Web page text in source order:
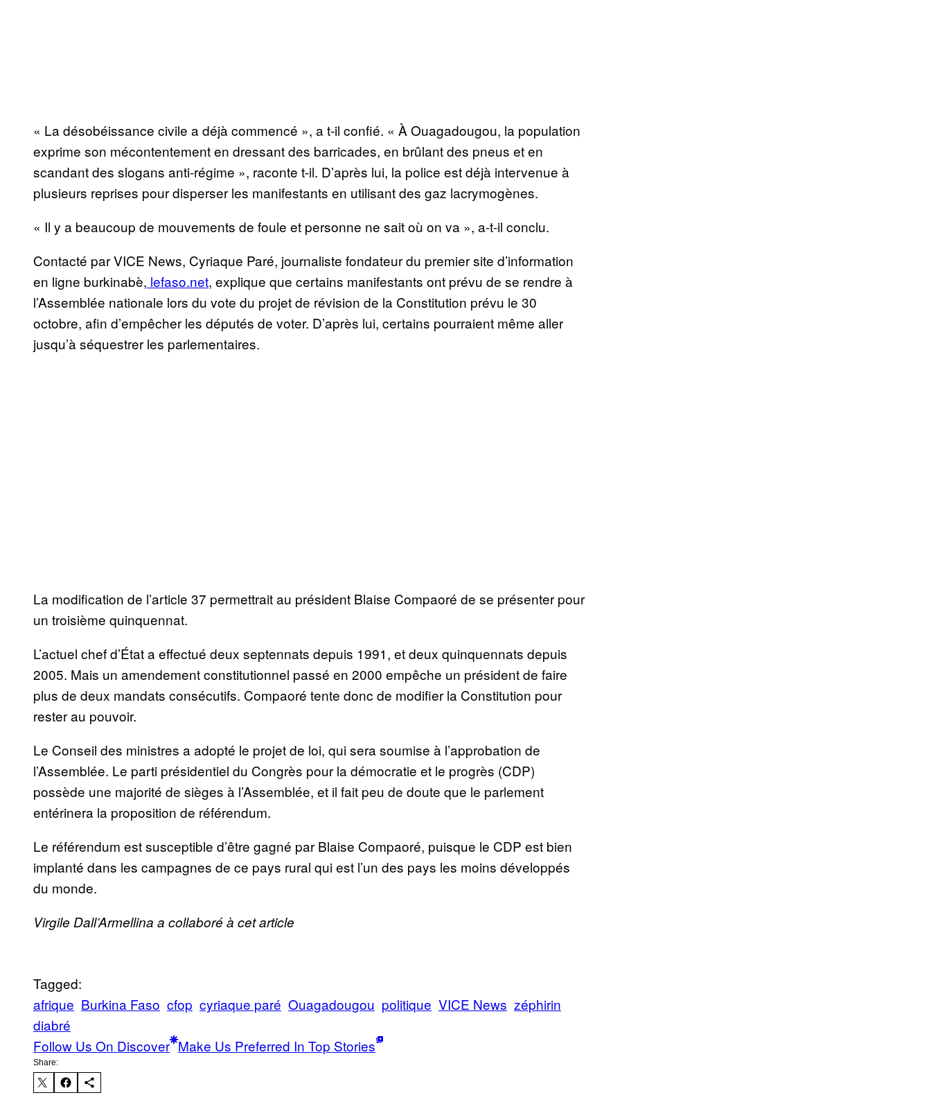
« La désobéissance civile a déjà commencé », a t-il confié. « À Ouagadougou, la population
exprime son mécontentement en dressant des barricades, en brûlant des pneus et en
scandant des slogans anti-régime », raconte t-il. D’après lui, la police est déjà intervenue à
plusieurs reprises pour disperser les manifestants en utilisant des gaz lacrymogènes.
« Il y a beaucoup de mouvements de foule et personne ne sait où on va », a-t-il conclu.
Contacté par VICE News, Cyriaque Paré, journaliste fondateur du premier site d’information
en ligne burkinabè, lefaso.net, explique que certains manifestants ont prévu de se rendre à
l’Assemblée nationale lors du vote du projet de révision de la Constitution prévu le 30
octobre, afin d’empêcher les députés de voter. D’après lui, certains pourraient même aller
jusqu’à séquestrer les parlementaires.
La modification de l’article 37 permettrait au président Blaise Compaoré de se présenter pour
un troisième quinquennat.
L’actuel chef d’État a effectué deux septennats depuis 1991, et deux quinquennats depuis
2005. Mais un amendement constitutionnel passé en 2000 empêche un président de faire
plus de deux mandats consécutifs. Compaoré tente donc de modifier la Constitution pour
rester au pouvoir.
Le Conseil des ministres a adopté le projet de loi, qui sera soumise à l’approbation de
l’Assemblée. Le parti présidentiel du Congrès pour la démocratie et le progrès (CDP)
possède une majorité de sièges à l’Assemblée, et il fait peu de doute que le parlement
entérinera la proposition de référendum.
Le référendum est susceptible d’être gagné par Blaise Compaoré, puisque le CDP est bien
implanté dans les campagnes de ce pays rural qui est l’un des pays les moins développés
du monde.
Virgile Dall’Armellina a collaboré à cet article
Tagged:
afrique Burkina Faso cfop cyriaque paré Ouagadougou politique VICE News zéphirin
diabré
Follow Us On Discover Make Us Preferred In Top Stories
Share: